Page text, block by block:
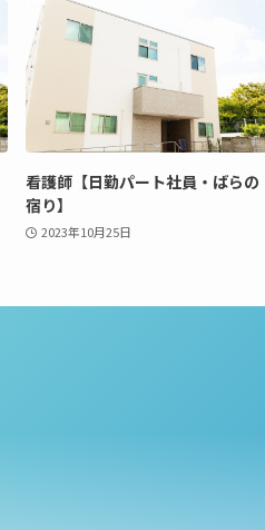
看護師【日勤パート社員・ばらの
宿り】
2023年10月25日